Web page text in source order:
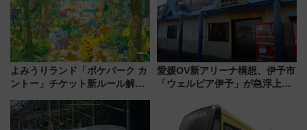
よみうりランド「ポケパーク カ
ントー」チケット新ルール解
本人確認が11月スタート
愛媛OV新アリーナ構想、伊予市
「ウェルピア伊予」が急浮上！
で探る鉄道アクセスの未来